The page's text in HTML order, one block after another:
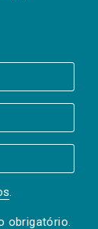
.
obrigatório.